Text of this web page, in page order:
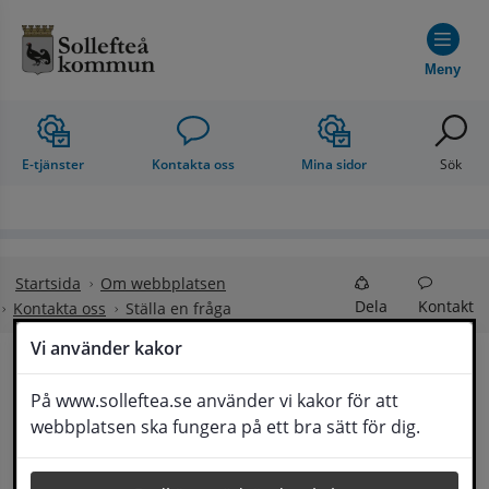
Vi använder kakor
På www.solleftea.se använder vi kakor för att
webbplatsen ska fungera på ett bra sätt för dig.
Meny
E-tjänster Kontakta oss Mina sidor Sök
Startsida
Om webbplatsen
Kontakta oss
Ställa en fråga Dela Kontakt
Ställa en fråga
Om din fråga är omfattande kan det bli aktuellt